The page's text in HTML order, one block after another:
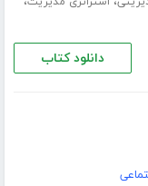
دانلود کتاب